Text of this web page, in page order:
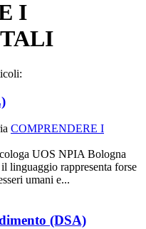
I
COMPRENDERE I
UOS NPIA Bologna
linguaggio rappresenta forse
umani e...
(DSA)